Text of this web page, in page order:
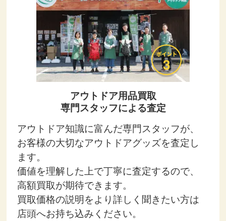
アウトドア用品買取
専門スタッフによる査定
アウトドア知識に富んだ専門スタッフが、
お客様の大切なアウトドアグッズを査定し
ます。
価値を理解した上で丁寧に査定するので、
高額買取が期待できます。
買取価格の説明をより詳しく聞きたい方は
店頭へお持ち込みください。